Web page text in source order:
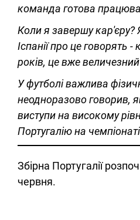
команда готова
Коли я завершу
Іспанії про це говорять
років, це вже
У футболі важлива
неодноразово говорив,
виступи на високому
Португалію на
Збірна Португалії
червня.